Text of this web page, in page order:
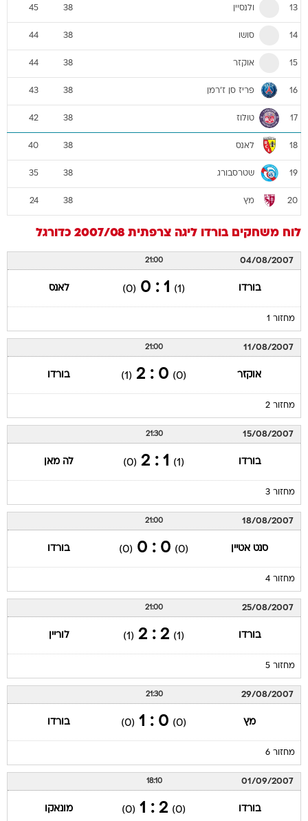
13 ולנסיין 38
45
14 סושו 38
44
15 אוקזר 38
44
16 פריז סן ז'רמן 38
43
17 טולוז 38
42
18 לאנס 38
40
19 שטרסבורג 38
35
20 מץ 38
24
לוח משחקים בורדו ליגה צרפתית 2007/08 כדורגל
04/08/2007
21:00
בורדו (1)
1 : 0
(0) לאנס
מחזור 1
11/08/2007
21:00
אוקזר (0)
0 : 2
(1) בורדו
מחזור 2
15/08/2007
21:30
בורדו (1)
1 : 2
(0) לה מאן
מחזור 3
18/08/2007
21:00
סנט אטיין (0)
0 : 0
(0) בורדו
מחזור 4
25/08/2007
21:00
בורדו (1)
2 : 2
(1) לוריין
מחזור 5
29/08/2007
21:30
מץ (0)
0 : 1
(0) בורדו
מחזור 6
01/09/2007
18:10
בורדו (0)
2 : 1
(0) מונאקו